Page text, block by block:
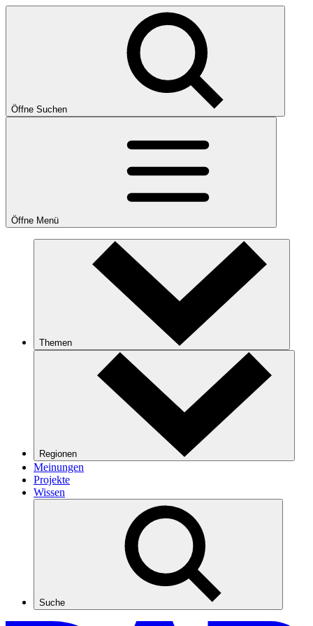
Öffne Suchen
Öffne Menü
Themen
Regionen
Meinungen
Projekte
Wissen
Suche